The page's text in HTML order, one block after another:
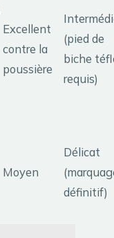
Excellent
contre la
poussière
(pied de
biche
requis)
Moyen
Délicat
définitif)